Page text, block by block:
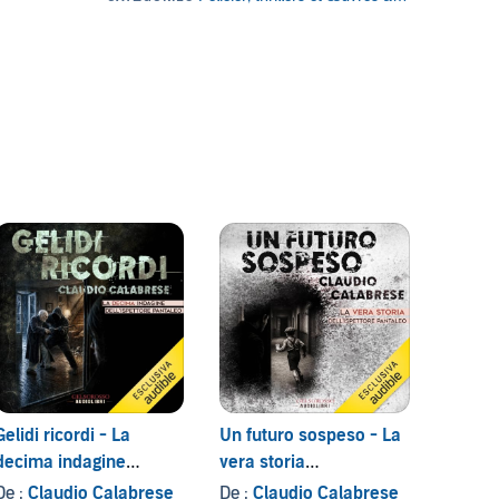
ricordi - La
indagine
Pantaleo
: Claudio Calabrese
Un futuro sospeso - La
vera storia
dell'ispettore Pantaleo
De :Claudio Calabrese